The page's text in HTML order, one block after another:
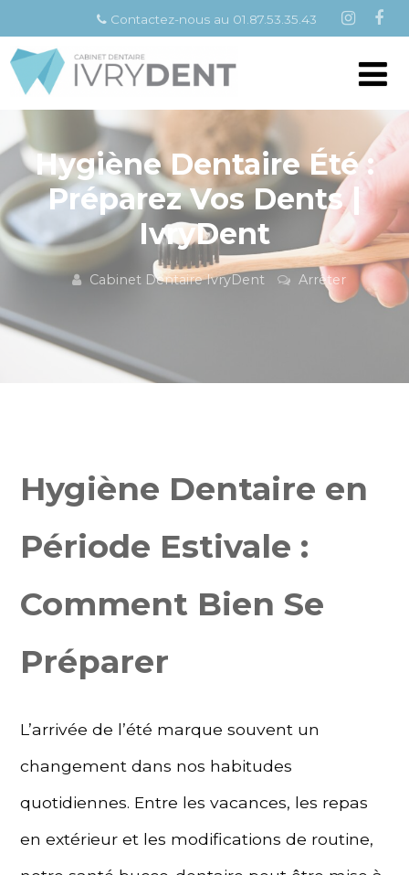
Contactez-nous au 01.87.53.35.43
Hygiène Dentaire Été :
Préparez Vos Dents |
IvryDent
Cabinet Dentaire IvryDent Arrêter
Hygiène Dentaire en
Période Estivale :
Comment Bien Se
Préparer
L’arrivée de l’été marque souvent un
changement dans nos habitudes
quotidiennes. Entre les vacances, les repas
en extérieur et les modifications de routine,